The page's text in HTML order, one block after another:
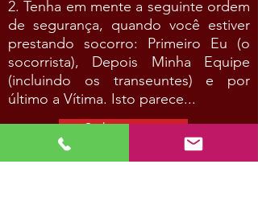
2. Tenha em mente a seguinte ordem
de segurança, quando você estiver
prestando socorro: Primeiro Eu (o
socorrista), Depois Minha Equipe
(incluindo os transeuntes) e por
último a Vítima. Isto parece...
Saiba mais...